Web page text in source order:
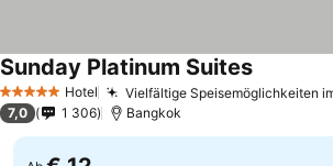
5 Sterne Hotel Vielfältige Speisemöglichkeiten
Sunday Platinum Suites
7,0 1 306 Bangkok